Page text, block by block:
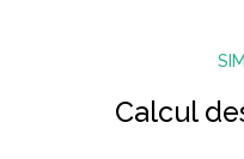
Calcul